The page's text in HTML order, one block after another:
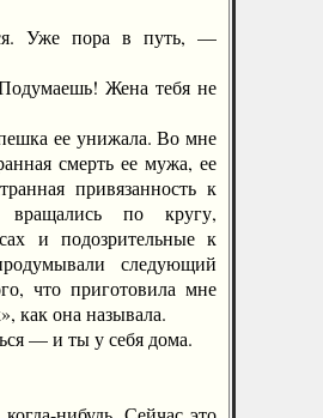
пора в путь, —
Жена тебя не
ее унижала. Во мне
смерть ее мужа, ее
привязанность к
по кругу,
и подозрительные к
следующий
что приготовила мне
как она называла.
— и ты у себя дома.